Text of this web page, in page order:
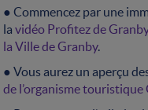
● Commencez par une
lavidéo Profitez de
la Ville de Granby.
● Vous aurez un aperçu
de l’organisme